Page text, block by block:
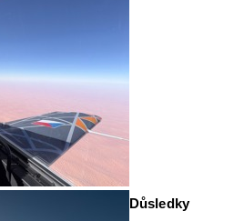
Důsledky